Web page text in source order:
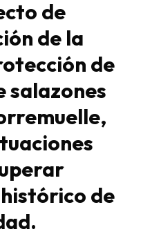
de
de la
de
salazones
de